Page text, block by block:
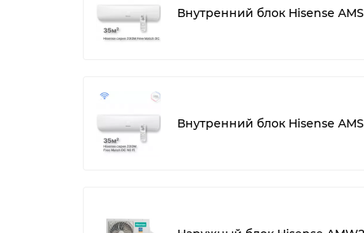
Внутренний блок Hisense
Внутренний блок Hisense